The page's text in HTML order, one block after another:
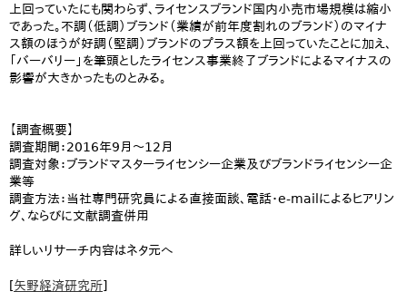
上回っていたにも関わらず、ライセンスブランド国内小売市場規模は縮小
であった。不調（低調）ブランド（業績が前年度割れのブランド）のマイナ
ス額のほうが好調（堅調）ブランドのプラス額を上回っていたことに加え、
「バーバリー」を筆頭としたライセンス事業終了ブランドによるマイナスの
影響が大きかったものとみる。
【調査概要】
調査期間：2016年9月～12月
調査対象：ブランドマスターライセンシー企業及びブランドライセンシー企
業等
調査方法：当社専門研究員による直接面談、電話・e-mailによるヒアリン
グ、ならびに文献調査併用
詳しいリサーチ内容はネタ元へ
[矢野経済研究所]